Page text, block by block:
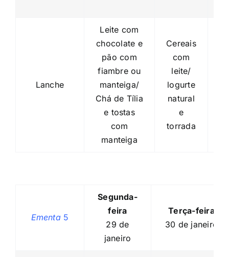
Lanche
Leite com
chocolate e
pão com
fiambre ou
manteiga/
Chá de Tília
e tostas
com
manteiga
Cereais
com
leite/
logurte
natural
e
torrada
Ementa 5
Segunda-
feira
29 de
janeiro
Terça-feira
30 de janeiro